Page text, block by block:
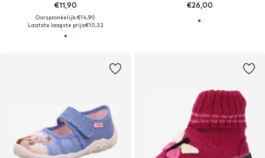
€11,90
Oorspronkelijk: €14,90
Laatste laagste prijs:€10,32
€26,00